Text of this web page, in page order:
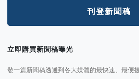
刊登新聞稿
立即購買新聞稿曝光
發一篇新聞稿透通到各大媒體的最快速、最便